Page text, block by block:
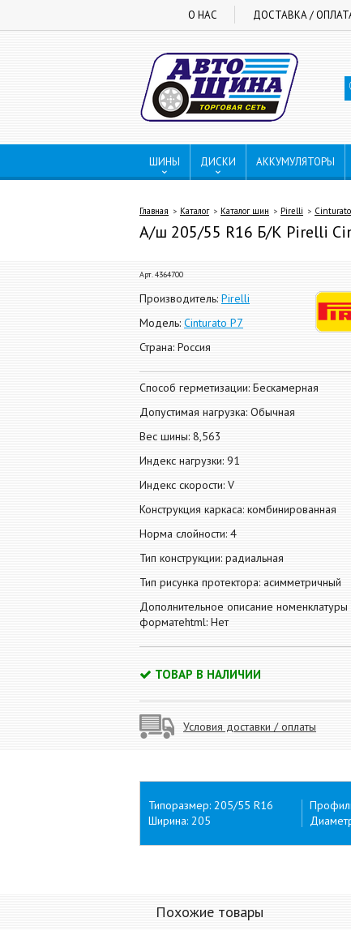
О НАС ДОСТАВКА /
ШИНЫ ДИСКИ АККУМУЛЯТОРЫ
Главная Каталог Каталог шин Pirelli
А/ш 205/55 R16 Б/К Pirelli
Арт. 4364700
Производитель: Pirelli
Модель: Cinturato P7
Страна: Россия
Способ герметизации: Бескамерная
Допустимая нагрузка: Обычная
Вес шины: 8,563
Индекс нагрузки: 91
Индекс скорости: V
Конструкция каркаса: комбинированная
Норма слойности: 4
Тип конструкции: радиальная
Тип рисунка протектора: асимметричный
Дополнительное описание номенклатуры
форматеhtml: Нет
ТОВАР В НАЛИЧИИ
Условия доставки / оплаты
Типоразмер: 205/55 R16
Ширина: 205
Похожие товары